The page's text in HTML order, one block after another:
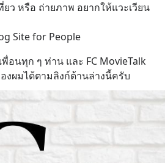
ว หรือ ถ่ายภาพ อยากให้แวะเวียน
Site for People
อนทุก ๆ ท่าน และ FC MovieTalk
งผมได้ตามลิงก์ด้านล่างนี้ครับ